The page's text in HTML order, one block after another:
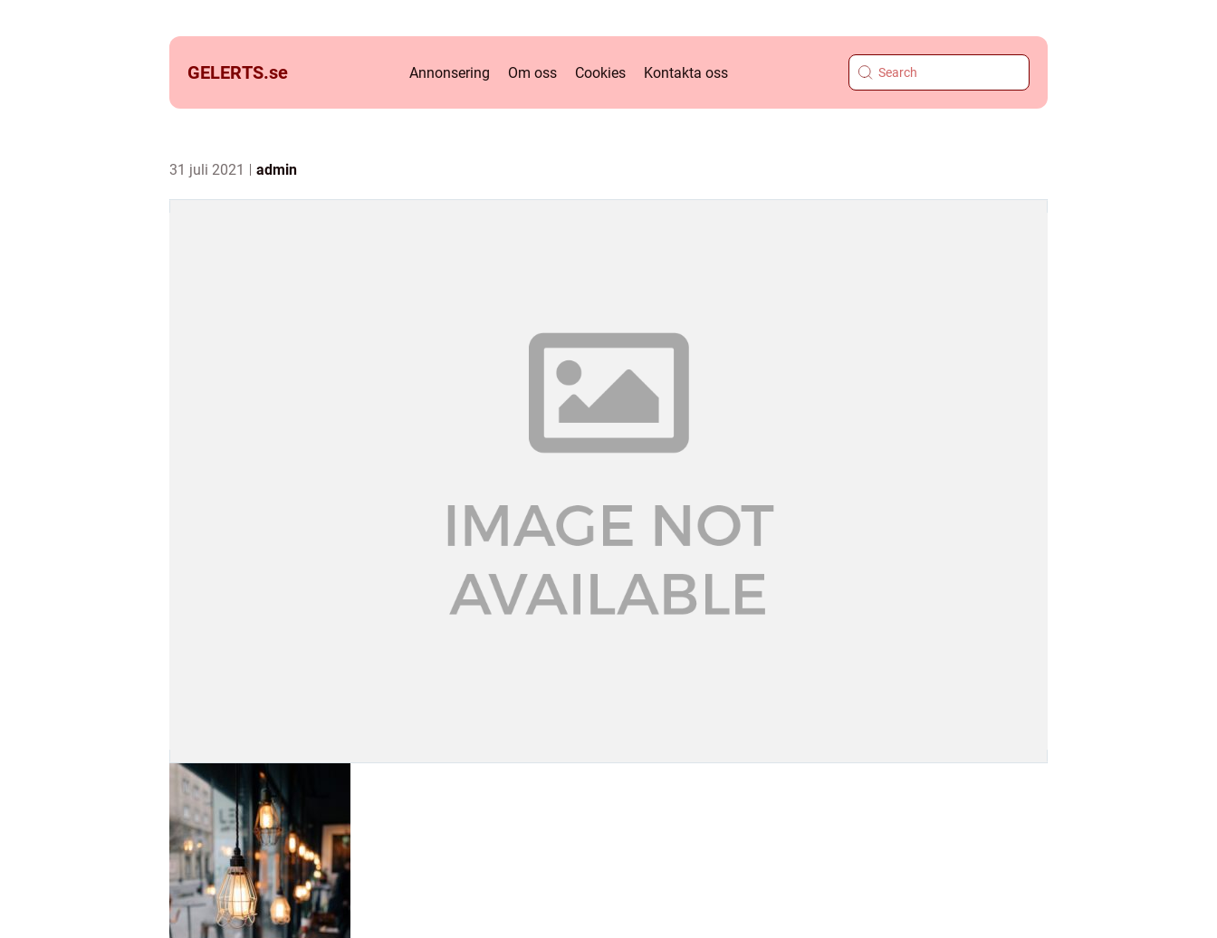
GELERTS.se Annonsering Om oss Cookies Kontakta oss
31 juli 2021 admin